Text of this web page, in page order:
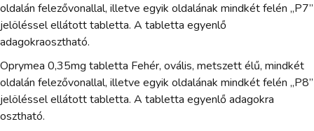
oldalán felezővonallal, illetve egyik oldalának mindkét felén „P7”
jelöléssel ellátott tabletta. A tabletta egyenlő
adagokraosztható.
Oprymea 0,35mg tabletta Fehér, ovális, metszett élű, mindkét
oldalán felezővonallal, illetve egyik oldalának mindkét felén „P8”
jelöléssel ellátott tabletta. A tabletta egyenlő adagokra
osztható.